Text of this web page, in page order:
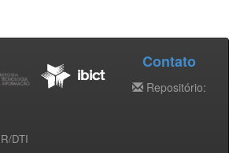
DTI
Contato
Repositório: